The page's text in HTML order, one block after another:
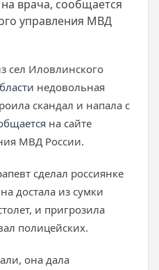
врача, сообщается
управления МВД
сел Иловлинского
недовольная
скандал и напала с
на сайте
МВД России.
сделал россиянке
достала из сумки
и пригрозила
полицейских.
она дала